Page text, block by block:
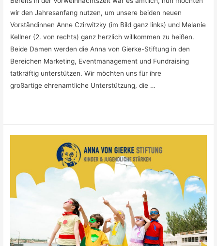
wir den Jahresanfang nutzen, um unsere beiden neuen
Vorständinnen Anne Czirwitzky (im Bild ganz links) und Melanie
Kellner (2. von rechts) ganz herzlich willkommen zu heißen.
Beide Damen werden die Anna von Gierke-Stiftung in den
Bereichen Marketing, Eventmanagement und Fundraising
tatkräftig unterstützen. Wir möchten uns für ihre
großartige ehrenamtliche Unterstützung, die …
STIFTUNG
WÄCHST